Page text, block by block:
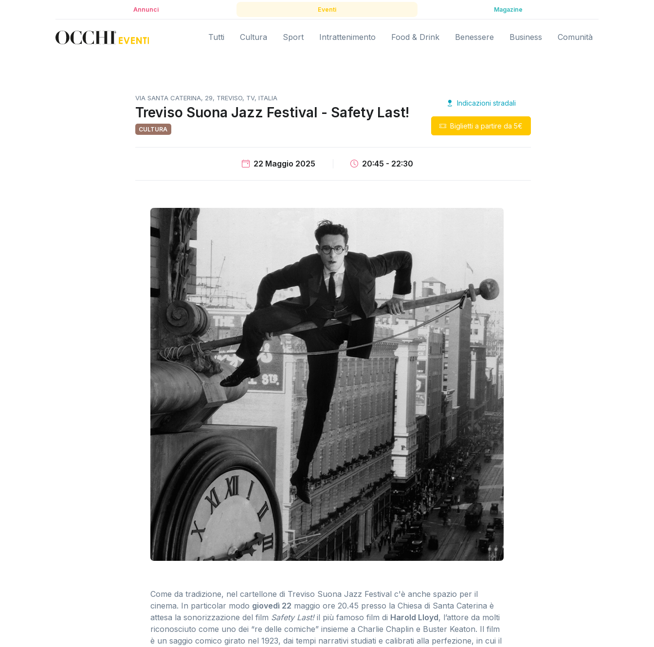
Annunci Eventi Magazine
Tutti Cultura Sport Intrattenimento Food & Drink Benessere Business Comunità
VIA SANTA CATERINA, 29, TREVISO, TV, ITALIA
Treviso Suona Jazz Festival - Safety Last!
CULTURA
Indicazioni stradali
Biglietti a partire da 5€
22 Maggio 2025 20:45 - 22:30
Come da tradizione, nel cartellone di Treviso Suona Jazz Festival c'è anche spazio per il
cinema. In particolar modo giovedì 22 maggio ore 20.45 presso la Chiesa di Santa Caterina è
attesa la sonorizzazione del film Safety Last!il più famoso film di Harold Lloyd, l’attore da molti
riconosciuto come uno dei “re delle comiche” insieme a Charlie Chaplin e Buster Keaton. Il film
è un saggio comico girato nel 1923, dai tempi narrativi studiati e calibrati alla perfezione, in cui il